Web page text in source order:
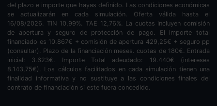
del plazo e importe que hayas definido. Las condiciones económicas
se actualizarán en cada simulación. Oferta válida hasta el
16/08/2026. TIN 10,99%. TAE 12,76%. La cuotas incluyen comisión
de apertura y seguro de protección de pago. El importe total
financiado es 10.867€ + comisión de apertura 429,25€ + seguro pp
(consultar). Plazo de la financiación meses. cuotas de 180€. Entrada
inicial: 3.623€. Importe Total adeudado: 19.440€ (intereses
8.143,75€). Los cálculos facilitados en cada simulación tienen una
finalidad informativa y no sustituye a las condiciones finales del
contrato de financiación si este fuera concedido.